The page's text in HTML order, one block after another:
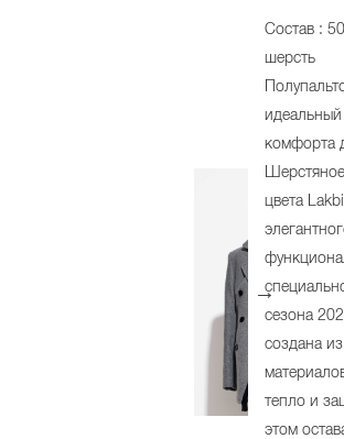
Состав :
шерсть
комфорта
цвета
сезона
создана
тепло и
этом